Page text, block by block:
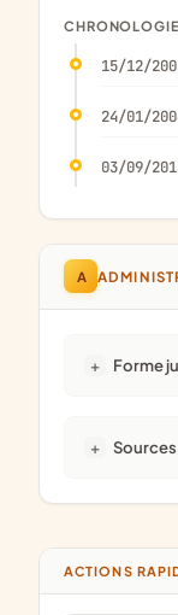
CHRONOLOGIE
15/12/
24/01/
03/09/
A
Forme
Sources
ACTIONS